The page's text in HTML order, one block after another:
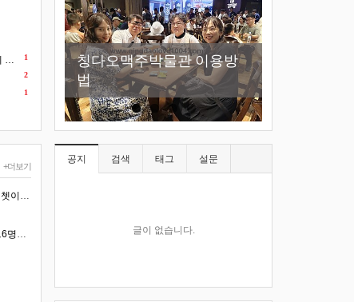
1
2
1
칭다오맥주박물관 이용방
법
곧 칭다오 포도축제 다까오
네요
칭다오-천주교당
New
소어산 -칭다오관광지 필코
스
+더보기
혹시 날짜가 언제이죠. 혹시 위쳇이나 카톡하시나요.. 아이디:18253282915 입니다 이쪽으로 문의 하시…
연태 펑라이 공항에서 1일렌트6명이탈것 끝나고시내호텔 1일 렌트 비용견적 부탁드려요
공지 검색 태그 설문
글이 없습니다.